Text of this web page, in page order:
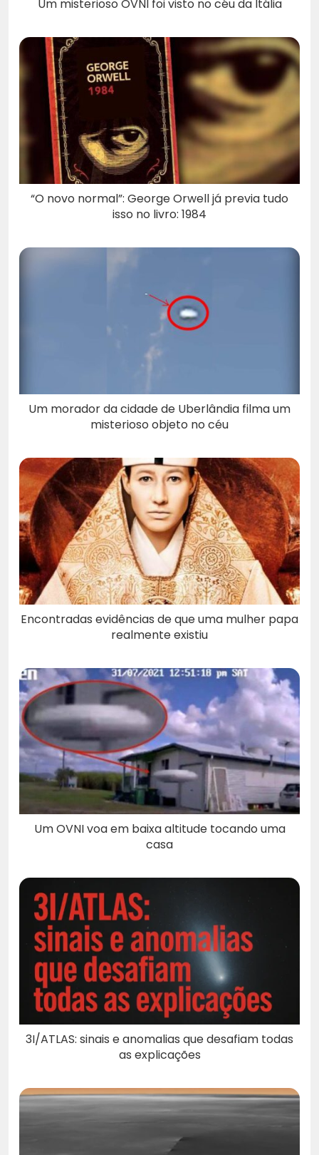
Um misterioso OVNI foi visto no céu da Itália
“O novo normal”: George Orwell já previa tudo
isso no livro: 1984
Um morador da cidade de Uberlândia filma um
misterioso objeto no céu
Encontradas evidências de que uma mulher papa
realmente existiu
Um OVNI voa em baixa altitude tocando uma
casa
3I/ATLAS: sinais e anomalias que desafiam todas
as explicações